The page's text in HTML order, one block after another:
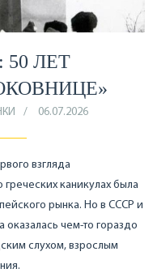
50 ЛЕТ
06.07.2026
взгляда
каникулах была
рынка. Но в СССР и
оказалась чем-то гораздо
слухом, взрослым